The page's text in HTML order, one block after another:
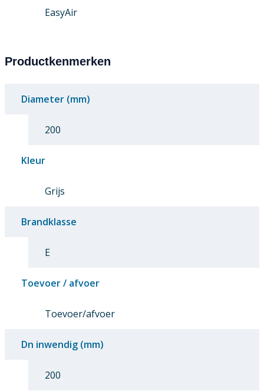
EasyAir
Productkenmerken
Diameter (mm)
200
Kleur
Grijs
Brandklasse
E
Toevoer / afvoer
Toevoer/afvoer
Dn inwendig (mm)
200